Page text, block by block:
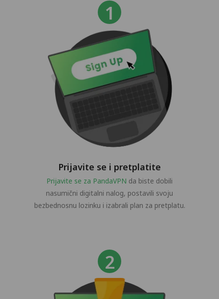
Prijavite se i pretplatite
Prijavite se za PandaVPN da biste dobili
nasumični digitalni nalog, postavili svoju
bezbednosnu lozinku i izabrali plan za pretplatu.